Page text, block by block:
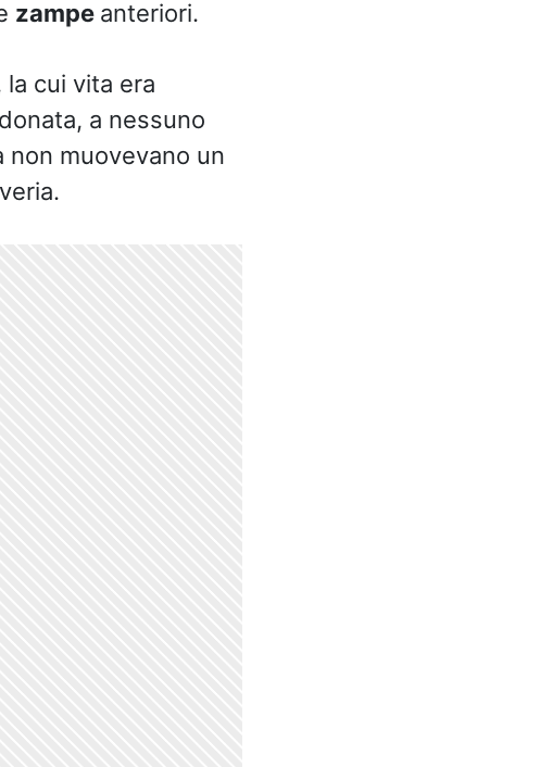
zampe anteriori.
la cui vita era
a nessuno
non muovevano un